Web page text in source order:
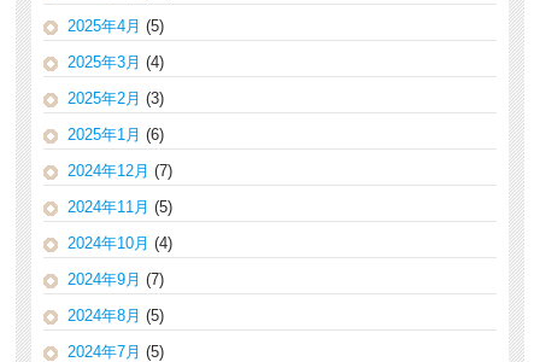
2025年4月 (5)
2025年3月 (4)
2025年2月 (3)
2025年1月 (6)
2024年12月 (7)
2024年11月 (5)
2024年10月 (4)
2024年9月 (7)
2024年8月 (5)
2024年7月 (5)